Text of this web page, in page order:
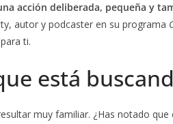
acción deliberada, pequeña y
autor y podcaster en su programa
ti.
está
muy familiar. ¿Has notado que